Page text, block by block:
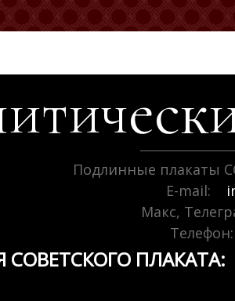
Подлинные плакаты
E-mail:
Макс,
Телефон:
СОВЕТСКОГО ПЛАКАТА: